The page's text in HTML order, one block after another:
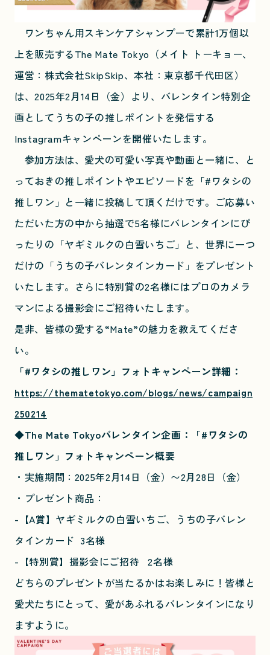
ワンちゃん用スキンケアシャンプーで累計1万個以
上を販売するThe Mate Tokyo（メイト トーキョー、
運営：株式会社SkipSkip、本社：東京都千代田区）
は、2025年2月14日（金）より、バレンタイン特別企
画としてうちの子の推しポイントを発信する
Instagramキャンペーンを開催いたします。
参加方法は、愛犬の可愛い写真や動画と一緒に、と
っておきの推しポイントやエピソードを「#ワタシの
推しワン」と一緒に投稿して頂くだけです。ご応募い
ただいた方の中から抽選で5名様にバレンタインにぴ
ったりの「ヤギミルクの白雪いちご」と、世界に一つ
だけの「うちの子バレンタインカード」をプレゼント
いたします。さらに特別賞の2名様にはプロのカメラ
マンによる撮影会にご招待いたします。
是非、皆様の愛する“Mate”の魅力を教えてくださ
い。
「#ワタシの推しワン」フォトキャンペーン詳細：
https://thematetokyo.com/blogs/news/campaign
250214
◆The Mate Tokyoバレンタイン企画：「#ワタシの
推しワン」フォトキャンペーン概要
・実施期間：2025年2月14日（金）〜2月28日（金）
・プレゼント商品：
-【A賞】ヤギミルクの白雪いちご、うちの子バレン
タインカード 3名様
-【特別賞】撮影会にご招待 2名様
どちらのプレゼントが当たるかはお楽しみに！皆様と
愛犬たちにとって、愛があふれるバレンタインになり
ますように。